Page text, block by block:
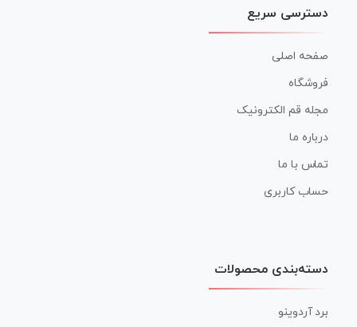
دسترسی سریع
صفحه اصلی
فروشگاه
مجله قم الکترونیک
درباره ما
تماس با ما
حساب کاربری
دسته‌بندی محصولات
برد آردوینو